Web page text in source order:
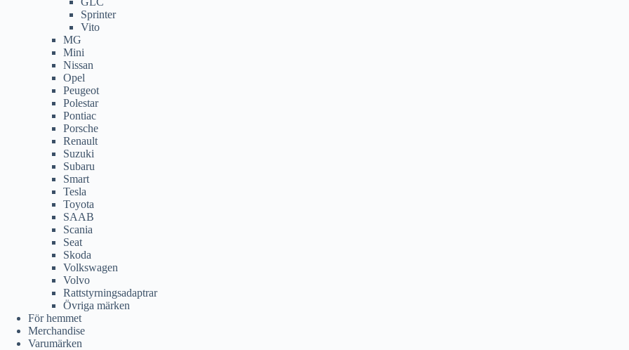
Sprinter
Vito
MG
Mini
Nissan
Opel
Peugeot
Polestar
Pontiac
Porsche
Renault
Suzuki
Subaru
Smart
Tesla
Toyota
SAAB
Scania
Seat
Skoda
Volkswagen
Volvo
Rattstyrningsadaptrar
Övriga märken
För hemmet
Merchandise
Varumärken